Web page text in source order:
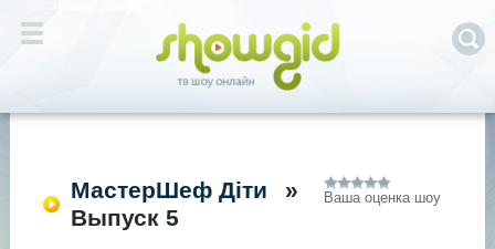
МастерШеф Діти
»
Выпуск 5
Ваша оценка шоу